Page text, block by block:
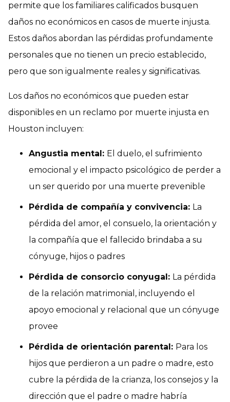
permite que los familiares calificados busquen
daños no económicos en casos de muerte injusta.
Estos daños abordan las pérdidas profundamente
personales que no tienen un precio establecido,
pero que son igualmente reales y significativas.
Los daños no económicos que pueden estar
disponibles en un reclamo por muerte injusta en
Houston incluyen:
Angustia mental: El duelo, el sufrimiento
emocional y el impacto psicológico de perder a
un ser querido por una muerte prevenible
Pérdida de compañía y convivencia: La
pérdida del amor, el consuelo, la orientación y
la compañía que el fallecido brindaba a su
cónyuge, hijos o padres
Pérdida de consorcio conyugal: La pérdida
de la relación matrimonial, incluyendo el
apoyo emocional y relacional que un cónyuge
provee
Pérdida de orientación parental: Para los
hijos que perdieron a un padre o madre, esto
cubre la pérdida de la crianza, los consejos y la
dirección que el padre o madre habría